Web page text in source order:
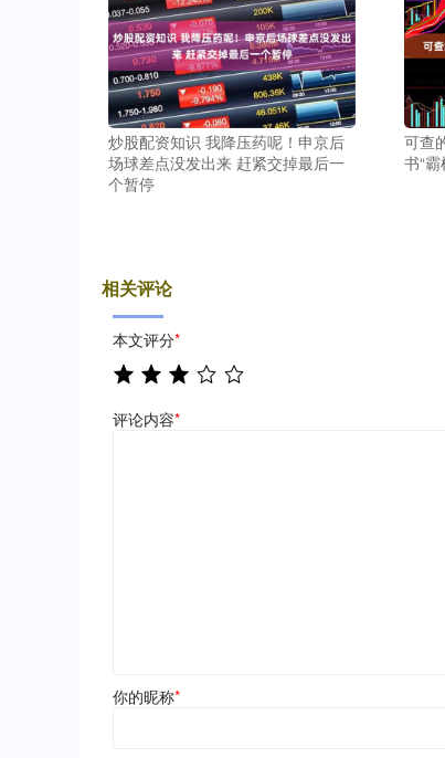
炒股配资知识 我降压药呢！申京后
场球差点没发出来 赶紧交掉最后一
个暂停
可查
书“霸
相关评论
本文评分*
评论内容*
你的昵称*